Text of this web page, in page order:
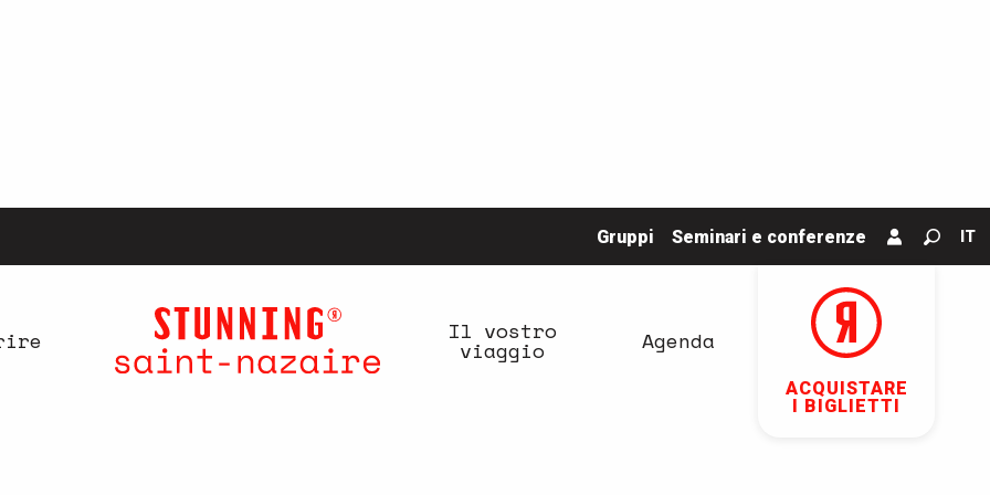
Gruppi Seminari e conferenze IT
ACQUISTARE
I BIGLIETTI
Il vostro
viaggio Agenda